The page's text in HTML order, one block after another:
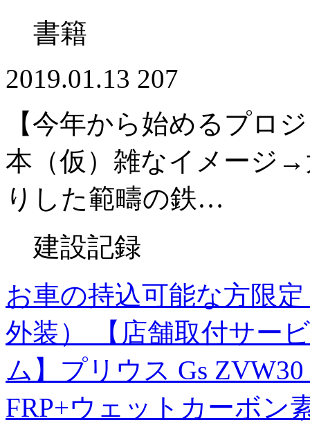
書籍
2019.01.13 207
【今年から始めるプロ
本（仮）雑なイメージ
りした範疇の鉄…
建設記録
お車の持込可能な方限
外装） 【店舗取付サー
ム】プリウス Gs
FRP+ウェットカーボン